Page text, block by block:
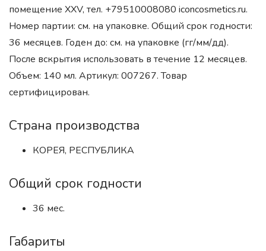
помещение XXV, тел. +79510008080 iconcosmetics.ru.
Номер партии: см. на упаковке. Общий срок годности:
36 месяцев. Годен до: см. на упаковке (гг/мм/дд).
После вскрытия использовать в течение 12 месяцев.
Объем: 140 мл. Артикул: 007267. Товар
сертифицирован.
Страна производства
КОРЕЯ, РЕСПУБЛИКА
Общий срок годности
36 мес.
Габариты